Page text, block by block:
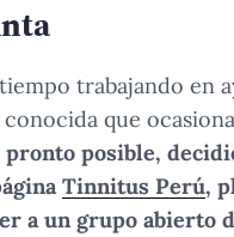
trabajando en
que
posible,
Tinnitus Perú,
a un grupo abierto